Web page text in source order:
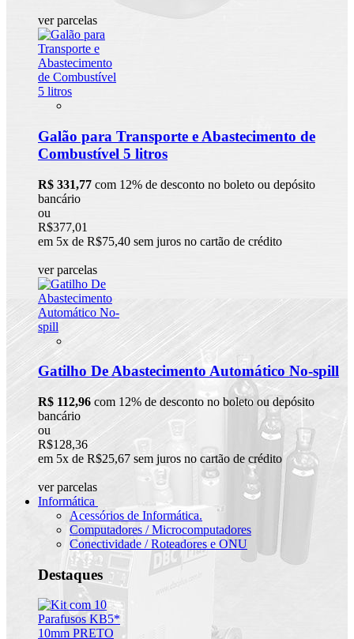
ver parcelas
Galão para Transporte e Abastecimento de
Combustível 5 litros
R$ 331,77 com 12% de desconto no boleto ou depósito
bancário
ou
R$377,01
em 5x de R$75,40 sem juros no cartão de crédito
ver parcelas
Gatilho De Abastecimento Automático No-spill
R$ 112,96 com 12% de desconto no boleto ou depósito
bancário
ou
R$128,36
em 5x de R$25,67 sem juros no cartão de crédito
ver parcelas
Informática
Acessórios de Informática.
Computadores / Microcomputadores
Conectividade / Roteadores e ONU
Destaques